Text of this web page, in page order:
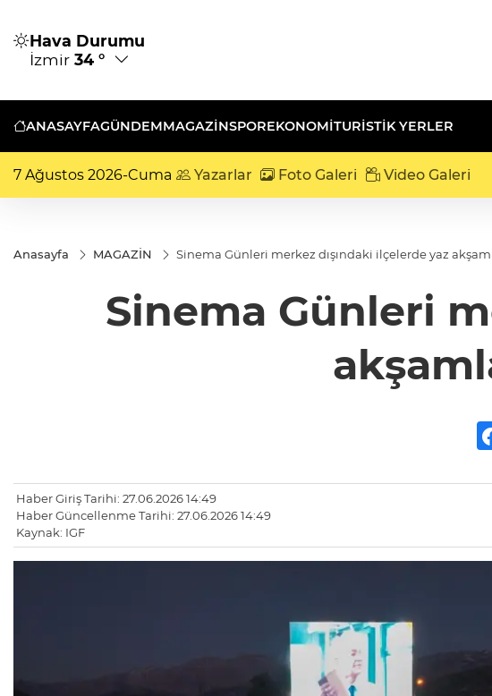
Hava Durumu
İzmir 34 °
ANASAYFAGÜNDEMMAGAZİNSPOREKONOMİTURISTIK YERLER
7 Ağustos 2026-Cuma Yazarlar Foto Galeri Video Galeri
Anasayfa MAGAZİN Sinema Günleri merkez dışındaki ilçelerde yaz
Sinema Günleri
Haber Giriş Tarihi: 27.06.2026 14:49
Haber Güncellenme Tarihi: 27.06.2026 14:49
Kaynak: IGF